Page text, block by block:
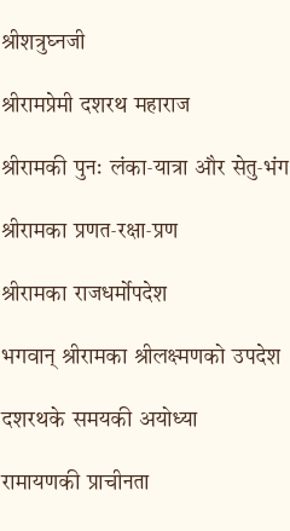
श्रीशत्रुघ्नजी
श्रीरामप्रेमी दशरथ महाराज
श्रीरामकी पुन: लंका-यात्रा और सेतु-भंग
श्रीरामका प्रणत-रक्षा-प्रण
श्रीरामका राजधर्मोपदेश
भगवान् श्रीरामका श्रीलक्ष्मणको उपदेश
दशरथके समयकी अयोध्या
रामायणकी प्राचीनता